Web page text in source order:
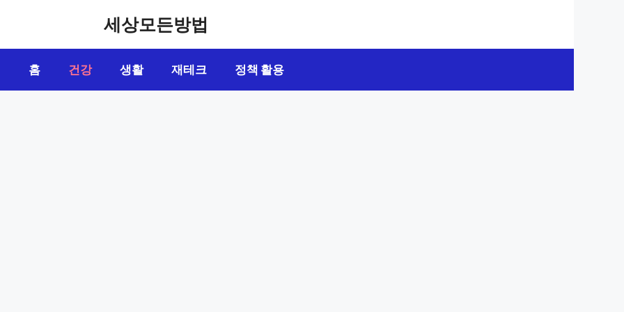
세상모든방법
홈 건강 생활 재테크 정책 활용